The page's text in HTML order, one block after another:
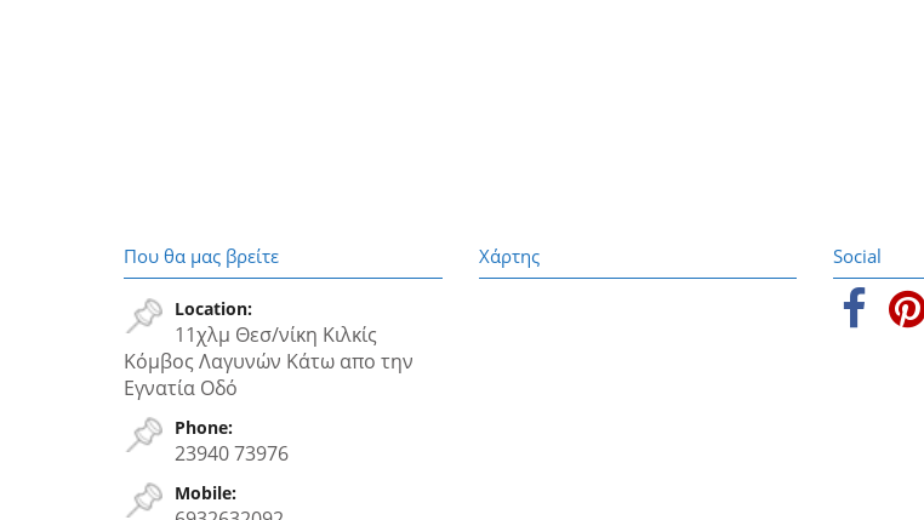
Που θα μας βρείτε
Location:
11χλμ Θεσ/νίκη Κιλκίς
Κόμβος Λαγυνών Κάτω απο την
Εγνατία Oδό
Phone:
23940 73976
Mobile:
Χάρτης Social